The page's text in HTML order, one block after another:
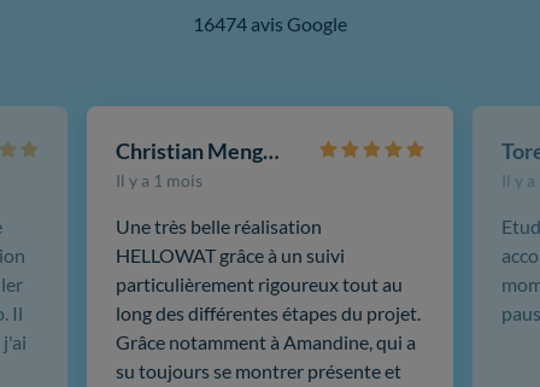
16474 avis Google
Christian Mengotti
Il y a 1 mois
Une très belle réalisation
HELLOWAT grâce à un suivi
particulièrement rigoureux tout au
long des différentes étapes du projet.
Grâce notamment à Amandine, qui a
su toujours se montrer présente et
Il y
Il